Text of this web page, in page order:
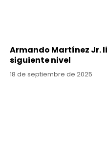
Armando Martínez Jr.
siguiente nivel
18 de septiembre de 2025